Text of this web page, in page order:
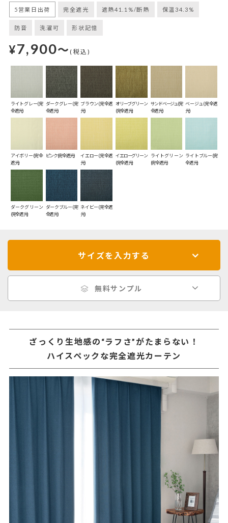
5営業日出荷 完全遮光 遮熱41.1%/断熱 保温34.3%
防音 洗濯可 形状記憶
¥7,900～(税込)
ライトグレー(完
全遮光)
ダークグレー(完
全遮光)
ブラウン(完全遮
光)
オリーブグリーン
(完全遮光)
サンドベージュ(完
全遮光)
ベージュ(完全遮
光)
アイボリー(完全
遮光)
ピンク(完全遮光)
イエロー(完全遮
光)
イエローグリーン
(完全遮光)
ライトグリーン
(完全遮光)
ライトブルー(完
全遮光)
ダークグリーン
(完全遮光)
ダークブルー(完
全遮光)
ネイビー(完全遮
光)
サイズを入力する
無料サンプル
ざっくり生地感の“ラフさ”がたまらない！
ハイスペックな完全遮光カーテン